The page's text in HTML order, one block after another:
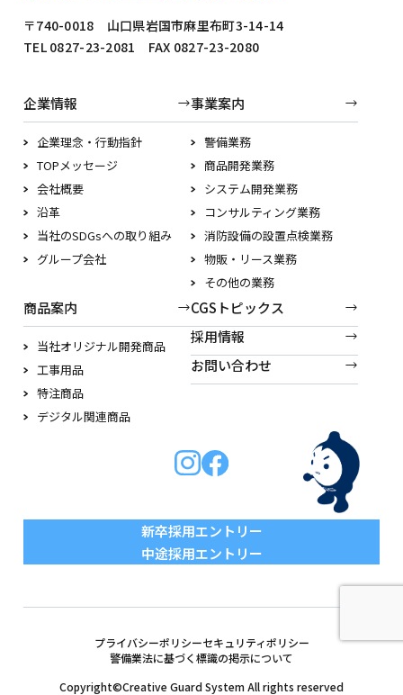
〒740-0018 山口県岩国市麻里布町3-14-14
TEL 0827-23-2081 FAX 0827-23-2080
企業情報
企業理念・行動指針
TOPメッセージ
会社概要
沿革
当社のSDGsへの取り組み
グループ会社
事業案内
警備業務
商品開発業務
システム開発業務
コンサルティング業務
消防設備の設置点検業務
物販・リース業務
その他の業務
商品案内
当社オリジナル開発商品
工事用品
特注商品
デジタル関連商品
CGSトピックス
採用情報
お問い合わせ
新卒採用エントリー
中途採用エントリー
プライバシーポリシーセキュリティポリシー
警備業法に基づく標識の掲示について
Copyright©Creative Guard System All rights reserved